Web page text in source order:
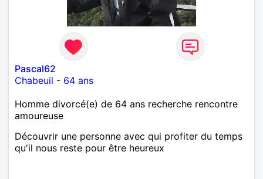
Pascal62
Chabeuil - 64 ans
Homme divorcé(e) de 64 ans recherche rencontre
amoureuse
Découvrir une personne avec qui profiter du temps
qu'il nous reste pour être heureux